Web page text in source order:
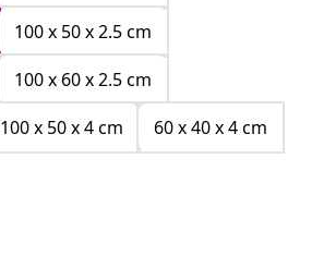
100 x 50 x 2.5 cm
100 x 60 x 2.5 cm
100 x 50 x 4 cm
60 x 40 x 4 cm